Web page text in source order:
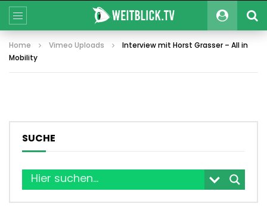
Home Vimeo Uploads
Interview mit Horst Grasser – All in
Mobility
SUCHE